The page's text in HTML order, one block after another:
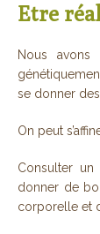
Etre
Nous avons
se donner
On peut
Consulter
donner de
corporelle et